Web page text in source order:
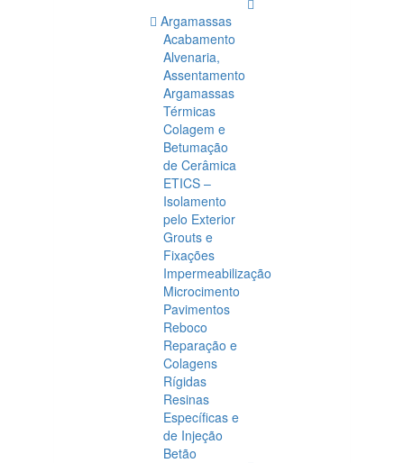
Argamassas
Acabamento
Alvenaria,
Assentamento
Argamassas
Térmicas
Colagem e
Betumação
de Cerâmica
ETICS –
Isolamento
pelo Exterior
Grouts e
Fixações
Impermeabilização
Microcimento
Pavimentos
Reboco
Reparação e
Colagens
Rígidas
Resinas
Específicas e
de Injeção
Betão